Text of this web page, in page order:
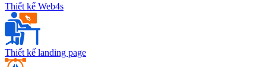
Thiết kế Web4s
Thiết kế landing page